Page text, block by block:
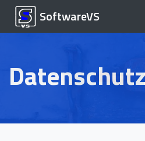
SoftwareVS